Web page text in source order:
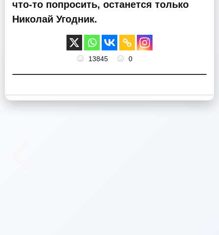
что-то попросить, останется только
Николай Угодник.
13845 0